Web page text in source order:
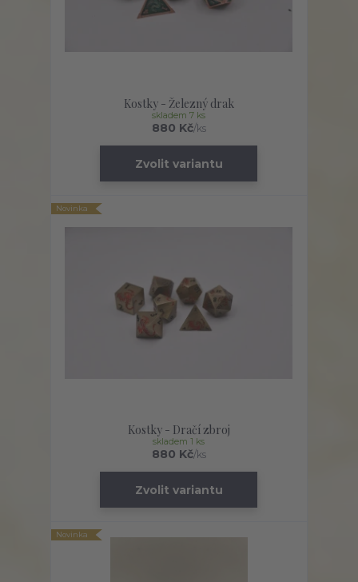
Kostky - Železný drak
880 Kč/ks
skladem 7 ks
Zvolit variantu
Novinka
Kostky - Dračí zbroj
880 Kč/ks
skladem 1 ks
Zvolit variantu
Novinka